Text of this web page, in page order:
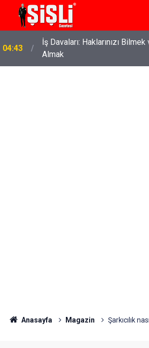
04:43
İş Davaları: Haklarınızı
Almak
Anasayfa Magazin Şarkıcılık